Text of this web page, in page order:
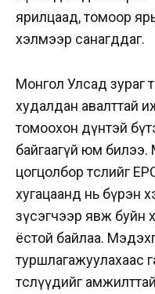
ярилцаад, томоор
хэлмээр санагддаг.
Монгол Улсад зураг
худалдан авалттай
томоохон дүнтэй
байгаагүй юм
цогцолбор төслийг
хугацаанд нь бүрэн
зүсэгчээр явж буйн
ёстой байлаа.
туршлагажуулахаас
төслүүдийг